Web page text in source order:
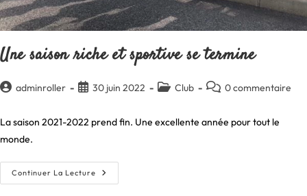
Une saison riche et sportive se termine
Auteur/autrice
publication :
adminroller
Publication
30 juin 2022
PostClub
Commentaires
publication :
0 commentaire
La saison 2021-2022 prend fin. Une excellente année pour tout le
monde.
Continuer La Lecture Une
Saison